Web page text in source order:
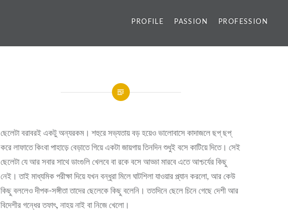
PROFILE PASSION PROFESSION
ছেলেটা বরাবরই একটু অন্যরকম। শহুরে সভ্যতায় বড় হয়েও ভালোবাসে কাদাজলে ছপ্ ছপ্
করে লাফাতে কিংবা পাহাড়ে বেড়াতে গিয়ে একটা জায়গায় তিনদিন শুধুই বসে কাটিয়ে দিতে। সেই
ছেলেটা যে আর সবার সাথে ডাংগুলি খেলবে বা রকে বসে আড্ডা মারবে এতে আশ্চর্যের কিছু
নেই। তাই মাধ্যমিক পরীক্ষা দিয়ে যখন বন্ধুরা মিলে ঘাটশিলা যাওয়ার প্ল্যান করলো, আর কেউ
কিছু বললেও দীপক-সঙ্গীতা তাদের ছেলেকে কিছু বলেনি। ততদিনে ছেলে চিনে গেছে দেশী আর
বিদেশীর গন্ধের তফাৎ, নাহয় নাই বা নিজে খেলো।